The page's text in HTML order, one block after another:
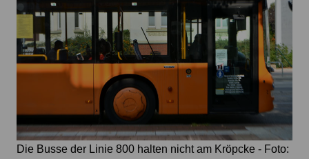
Die Busse der Linie 800 halten nicht am Kröpcke - Foto: